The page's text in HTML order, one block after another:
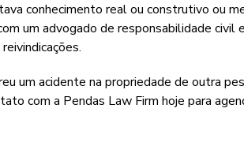
conhecimento real ou construtivo ou
um advogado de responsabilidade
um acidente na propriedade de outra
com a Pendas Law Firm hoje para